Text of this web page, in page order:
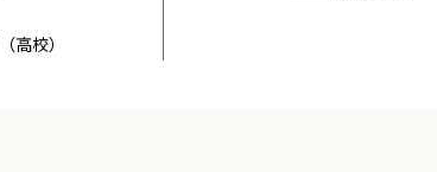
（高校）